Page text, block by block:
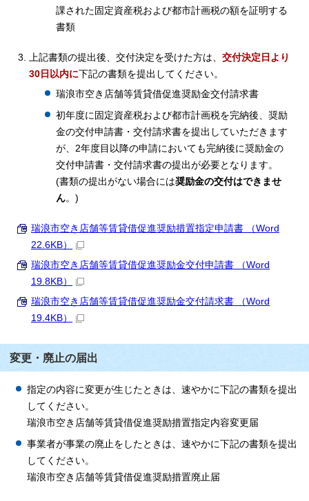
課された固定資産税および都市計画税の額を証明する
書類
上記書類の提出後、交付決定を受けた方は、 交付決定日より
30日以内に下記の書類を提出してください。
瑞浪市空き店舗等賃貸借促進奨励金交付請求書
初年度に固定資産税および都市計画税を完納後、奨励
金の交付申請書・交付請求書を提出していただきます
が、2年度目以降の申請においても完納後に奨励金の
交付申請書・交付請求書の提出が必要となります。
(書類の提出がない場合には奨励金の交付はできませ
ん。)
瑞浪市空き店舗等賃貸借促進奨励措置指定申請書 （Word
22.6KB）
瑞浪市空き店舗等賃貸借促進奨励金交付申請書 （Word
19.8KB）
瑞浪市空き店舗等賃貸借促進奨励金交付請求書 （Word
19.4KB）
変更・廃止の届出
指定の内容に変更が生じたときは、速やかに下記の書類を提出
してください。
瑞浪市空き店舗等賃貸借促進奨励措置指定内容変更届
事業者が事業の廃止をしたときは、速やかに下記の書類を提出
してください。
瑞浪市空き店舗等賃貸借促進奨励措置廃止届